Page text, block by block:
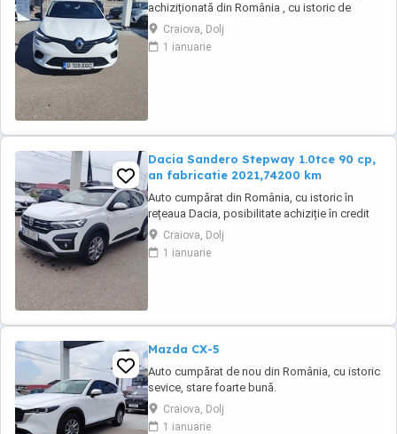
achiziționată din România , cu istoric de
service. Auto se livrează cu ITP valabil, revizie
tehnica( schimb ulei și filtre), garantie
Craiova, Dolj
1 ianuarie
Dacia Sandero Stepway 1.0tce 90 cp,
an fabricatie 2021,74200 km
Auto cumpărat din România, cu istoric în
rețeaua Dacia, posibilitate achiziție în credit
sau leasing.Se emite făcură cu TVA. Auto se
livrează cu ITP valabil, revizie efectuată și
garantie
Craiova, Dolj
1 ianuarie
Mazda CX-5
Auto cumpărat de nou din România, cu istoric
sevice, stare foarte bună.
Craiova, Dolj
1 ianuarie